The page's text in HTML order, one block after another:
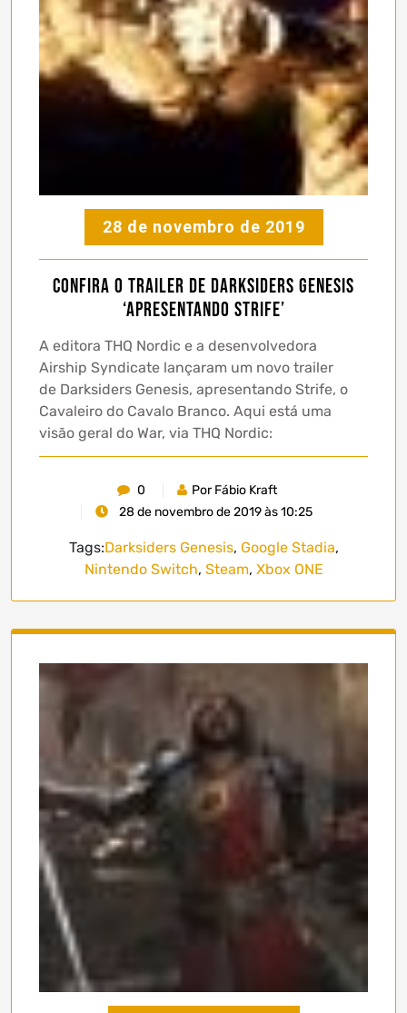
28 de novembro de 2019
Confira o trailer de Darksiders Genesis
‘Apresentando Strife’
A editora THQ Nordic e a desenvolvedora
Airship Syndicate lançaram um novo trailer
de Darksiders Genesis, apresentando Strife, o
Cavaleiro do Cavalo Branco. Aqui está uma
visão geral do War, via THQ Nordic:
0
Por Fábio Kraft
28 de novembro de 2019 às 10:25
Tags:Darksiders Genesis, Google Stadia,
Nintendo Switch, Steam, Xbox ONE